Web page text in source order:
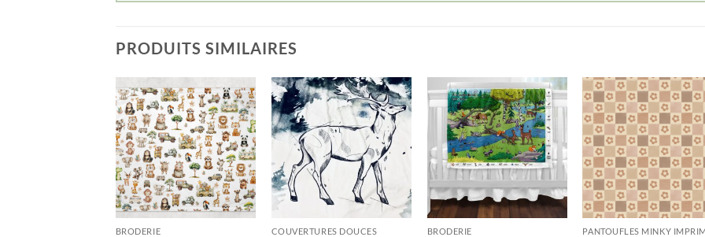
PRODUITS SIMILAIRES
BRODERIE COUVERTURES DOUCES BRODERIE PANTOUFLES MINKY